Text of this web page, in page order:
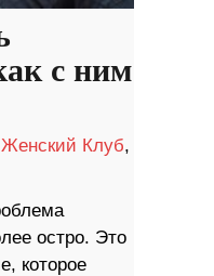
с ним
Женский Клуб,
остро. Это
которое